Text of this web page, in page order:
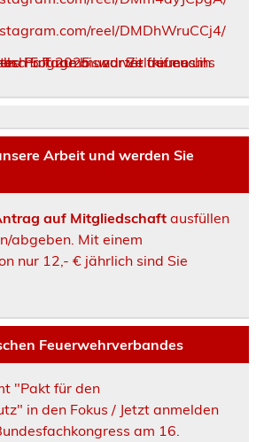
Arbeit und werden Sie
auf Mitgliedschaftausfüllen
abgeben. Mit einem
nur 12,- € jährlich sind Sie
Feuerwehrverbandes
"Pakt für den
in den Fokus / Jetzt anmelden
am 16.